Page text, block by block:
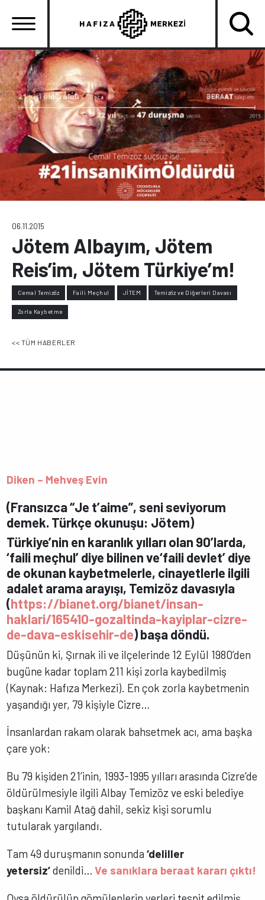
atla
Ana
gezinti
menüsü
06.11.2015
Jötem Albayım, Jötem
Reis’im, Jötem Türkiye’m!
Cemal Temizöz Faili Meçhul JİTEM Temizöz ve Diğerleri Davası
Zorla Kaybetme
<< TÜM HABERLER
Diken – Mehveş Evin
(Fransızca “Je t’aime”, seni seviyorum
demek. Türkçe okunuşu: Jötem)
Türkiye’nin en karanlık yılları olan 90’larda,
‘faili meçhul’ diye bilinen ve‘faili devlet’ diye
de okunan kaybetmelerle, cinayetlerle ilgili
adalet arama arayışı, Temizöz davasıyla
(https://bianet.org/bianet/insan-
haklari/165410-gozaltinda-kayiplar-cizre-
de-dava-eskisehir-de) başa döndü.
Düşünün ki, Şırnak ili ve ilçelerinde 12 Eylül 1980’den
bugüne kadar toplam 211 kişi zorla kaybedilmiş
(Kaynak: Hafıza Merkezi). En çok zorla kaybetmenin
yaşandığı yer, 79 kişiyle Cizre…
İnsanlardan rakam olarak bahsetmek acı, ama başka
çare yok:
Bu 79 kişiden 21’inin, 1993-1995 yılları arasında Cizre’de
öldürülmesiyle ilgili Albay Temizöz ve eski belediye
başkanı Kamil Atağ dahil, sekiz kişi sorumlu
tutularak yargılandı.
Tam 49 duruşmanın sonunda‘deliller
yetersiz’denildi… Ve sanıklara beraat kararı çıktı!